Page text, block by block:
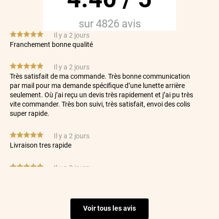
sur 4826avis
*****
Franchement bonne qualité
Il y a 2 jours
*****
Très satisfait de ma commande. Très bonne communication
par mail pour ma demande spécifique d’une lunette arrière
seulement. Où j’ai reçu un devis très rapidement et j’ai pu très
vite commander. Très bon suivi, très satisfait, envoi des colis
super rapide.
Il y a 2 jours
*****
Livraison tres rapide
Il y a 2 jours
*****Il y a 3 jours
Il y a 4 joursVoir tous les avis